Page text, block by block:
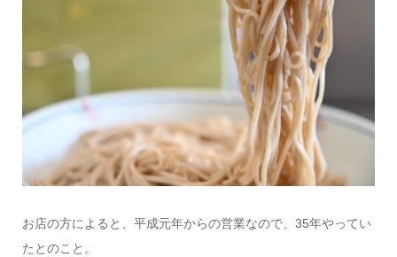
お店の方によると、平成元年からの営業なので、35年やってい
たとのこと。